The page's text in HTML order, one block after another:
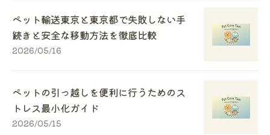
ペット輸送東京と東京都で失敗しない手
続きと安全な移動方法を徹底比較
2026/05/16
ペットの引っ越しを便利に行うためのス
トレス最小化ガイド
2026/05/15